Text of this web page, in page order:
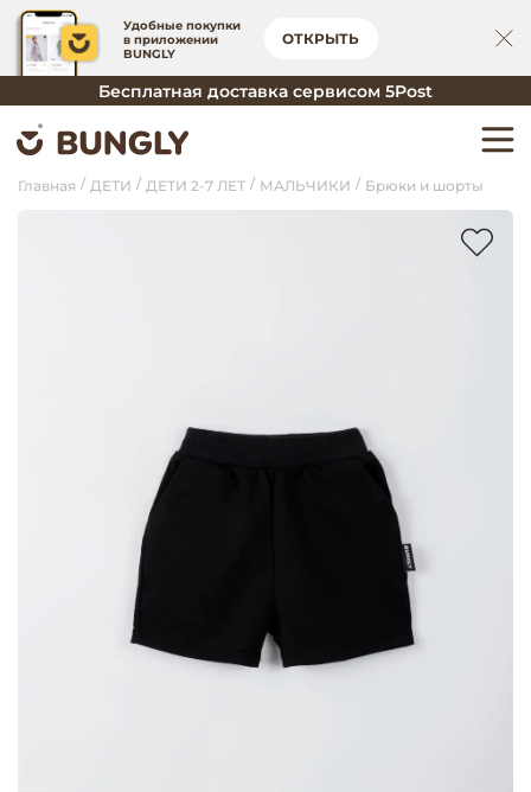
Удобные покупки
в приложении
BUNGLY
ОТКРЫТЬ
Бесплатная доставка сервисом 5Post
Главная ДЕТИ ДЕТИ 2-7 ЛЕТ МАЛЬЧИКИ Брюки и шорты